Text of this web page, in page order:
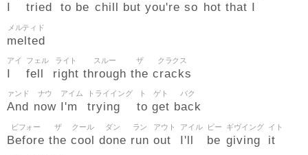
tried to be chill but you're so hot that
melted
メルティド
I
アイ
fell
フェル
right
ライト
through
スルー
the
ザ
cracks
クラクス
And
ァンド
now
ナウ
I'm
アイム
trying
トライイング
to
ト
get
ゲト
back
バク
Before
ビフォー
the
ザ
cool
クール
done
ダン
run
ラン
out
アウト
I'll
アイル
be
ビー
giving
ギヴイング
it
イト